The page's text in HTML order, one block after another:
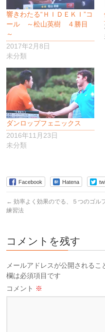
響きわたる“ＨＩＤＥＫＩ”コ
ール ～松山英樹 ４勝目
～
2017年2月8日
未分類
ダンロップフェニックス
2016年11月23日
未分類
Facebook Hatena
← 効率よく効果のでる、５つのゴル
練習法
コメントを残す
メールアドレスが公開されるこ
欄は必須項目です
コメント ※